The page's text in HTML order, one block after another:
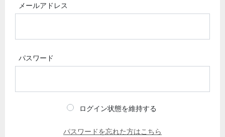
メールアドレス
パスワード
ログイン状態を維持する
パスワードを忘れた方はこちら